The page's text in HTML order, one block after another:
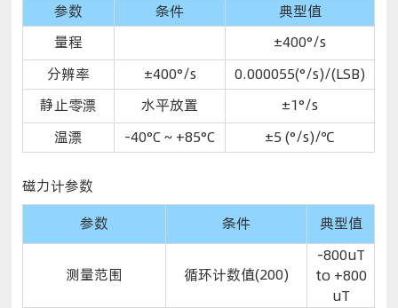
参数
条件
典型值
量程
±400°/s
分辨率
±400°/s
0.000055(°/s)/(LSB)
静止零漂
水平放置
±1°/s
温漂
-40°C ~ +85°C ±5 (°/s)/℃
磁力计参数
参数
条件 典型值
测量范围 循环计数值(200)
-800uT
to +800
uT